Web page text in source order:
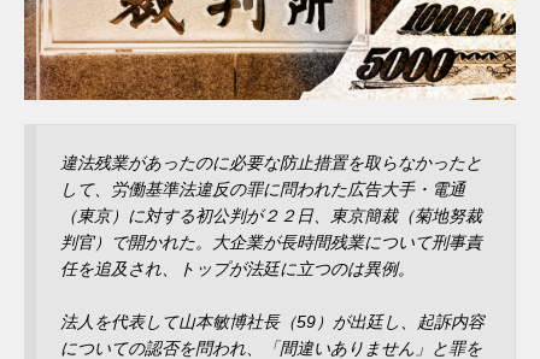
違法残業があったのに必要な防止措置を取らなかったと
して、労働基準法違反の罪に問われた広告大手・電通
（東京）に対する初公判が２２日、東京簡裁（菊地努裁
判官）で開かれた。大企業が長時間残業について刑事責
任を追及され、トップが法廷に立つのは異例。
法人を代表して山本敏博社長（59）が出廷し、起訴内容
についての認否を問われ、「間違いありません」と罪を